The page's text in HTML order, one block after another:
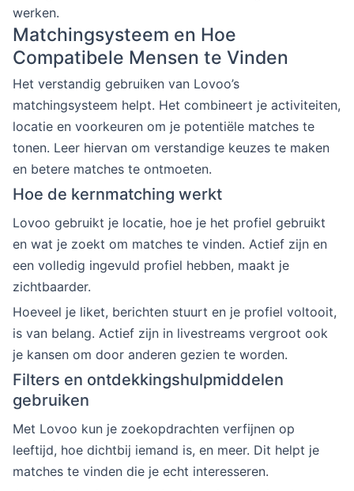
werken.
Matchingsysteem en Hoe
Compatibele Mensen te Vinden
Het verstandig gebruiken van Lovoo’s
matchingsysteem helpt. Het combineert je activiteiten,
locatie en voorkeuren om je potentiële matches te
tonen. Leer hiervan om verstandige keuzes te maken
en betere matches te ontmoeten.
Hoe de kernmatching werkt
Lovoo gebruikt je locatie, hoe je het profiel gebruikt
en wat je zoekt om matches te vinden. Actief zijn en
een volledig ingevuld profiel hebben, maakt je
zichtbaarder.
Hoeveel je liket, berichten stuurt en je profiel voltooit,
is van belang. Actief zijn in livestreams vergroot ook
je kansen om door anderen gezien te worden.
Filters en ontdekkingshulpmiddelen
gebruiken
Met Lovoo kun je zoekopdrachten verfijnen op
leeftijd, hoe dichtbij iemand is, en meer. Dit helpt je
matches te vinden die je echt interesseren.